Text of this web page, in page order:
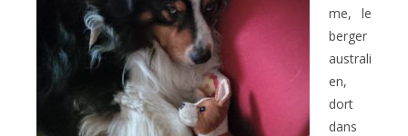
me, le
berger
australi
en,
dort
dans